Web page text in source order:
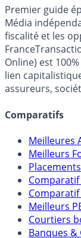
Premier guide
Média
fiscalité et les
Online) est
lien
assureurs,
Comparatifs
Meilleures
Meilleurs
Meilleurs
Courtiers
Banques